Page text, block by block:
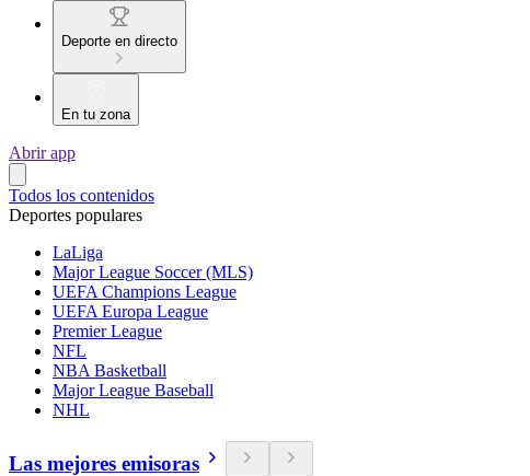
Deporte en directo
En tu zona
Abrir app
Todos los contenidos
Deportes populares
LaLiga
Major League Soccer (MLS)
UEFA Champions League
UEFA Europa League
Premier League
NFL
NBA Basketball
Major League Baseball
NHL
Las mejores emisoras